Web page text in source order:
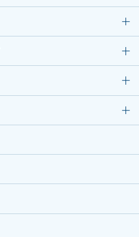
洋楽器
天然砥石
マルノコ
グラインダー／研磨機
折りたたみ自転車
ミシン
民芸家具